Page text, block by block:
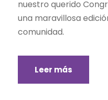
nuestro querido
una maravillosa
comunidad.
Leer más